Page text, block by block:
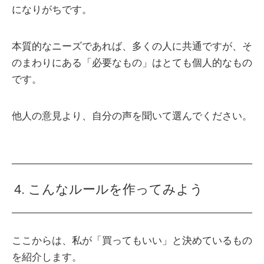
になりがちです。
本質的なニーズであれば、多くの人に共通ですが、そ
のまわりにある「必要なもの」はとても個人的なもの
です。
他人の意見より、自分の声を聞いて選んでください。
4. こんなルールを作ってみよう
ここからは、私が「買ってもいい」と決めているもの
を紹介します。